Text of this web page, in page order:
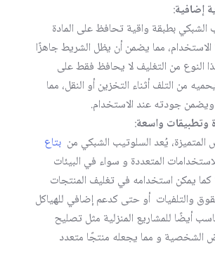
إضافية:
الشبكي بطبقة واقية تحافظ على المادة
مما يضمن أن يظل الشريط جاهزًا
النوع من التغليف لا يحافظ فقط على
من التلف أثناء التخزين أو النقل، مما
ويضمن جودته عند الاستخدام.
وتطبيقات واسعة:
يُعد السلوتيب الشبكي من بتاع
المتعددة و سواء في البيئات
كما يمكن استخدامه في تغليف المنتجات
والتلفيات أو حتى كدعم إضافي للهياكل
أيضًا للمشاريع المنزلية مثل تصليح
الشخصية و مما يجعله منتجًا متعدد